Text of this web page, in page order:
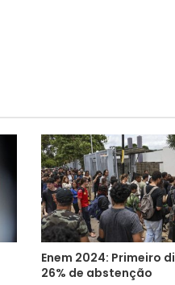
Enem 2024: Primeiro
26% de abstenção